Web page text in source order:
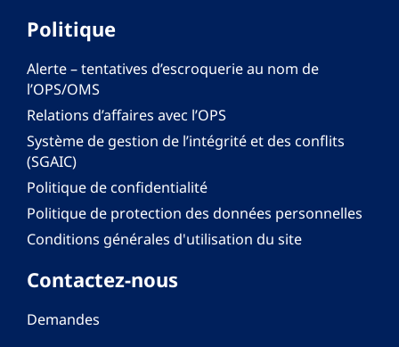
Politique
Alerte – tentatives d’escroquerie au nom de
l’OPS/OMS
Relations d’affaires avec l’OPS
Système de gestion de l’intégrité et des conflits
(SGAIC)
Politique de confidentialité
Politique de protection des données personnelles
Conditions générales d'utilisation du site
Contactez-nous
Demandes